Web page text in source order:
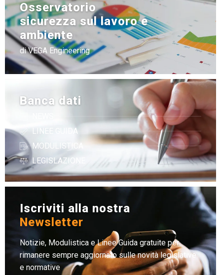
Banca dati
LINEE GUIDA
MODULISTICA
LEGISLAZIONE
Osservatorio
sicurezza sul lavoro e
ambiente
di VEGA Engineering
Iscriviti alla nostra
Newsletter
Notizie, Modulistica e Linee Guida gratuite per
rimanere sempre aggiornato sulle novità legislative
e normative